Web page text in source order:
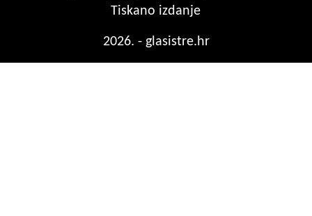
Tiskano izdanje
2026. - glasistre.hr